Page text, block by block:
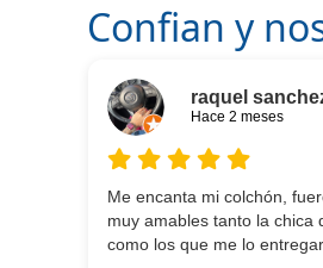
Confian y
raquel
Hace 2 meses
Me encanta mi colchón,
muy amables tanto la chica
como los que me lo